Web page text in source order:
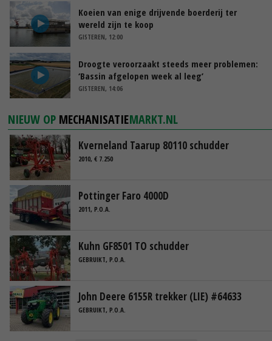
Koeien van enige drijvende boerderij ter
wereld zijn te koop
GISTEREN, 12:00
Droogte veroorzaakt steeds meer problemen:
‘Bassin afgelopen week al leeg’
GISTEREN, 14:06
NIEUW OP MECHANISATIEMARKT.NL
Kverneland Taarup 80110 schudder
2010, € 7.250
Pottinger Faro 4000D
2011, P.O.A.
Kuhn GF8501 TO schudder
GEBRUIKT, P.O.A.
John Deere 6155R trekker (LIE) #64633
GEBRUIKT, P.O.A.